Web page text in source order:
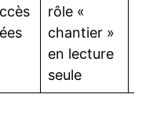
rôle «
chantier »
en lecture
seule